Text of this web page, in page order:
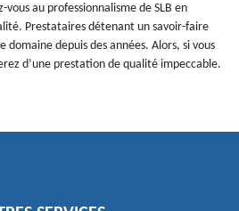
au professionnalisme de SLB en
Prestataires détenant un savoir-faire
domaine depuis des années. Alors, si vous
d’une prestation de qualité impeccable.